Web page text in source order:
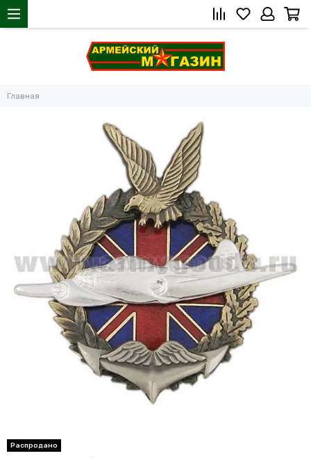
Главная